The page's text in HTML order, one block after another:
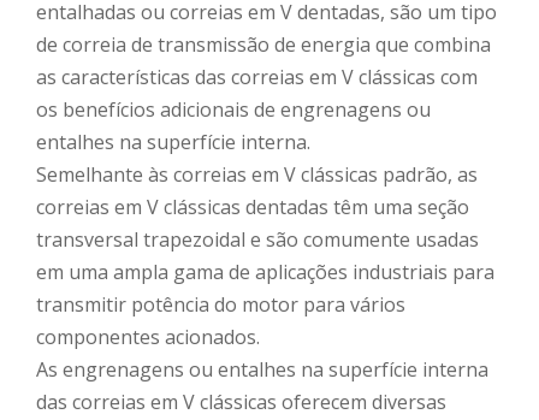
entalhadas ou correias em V dentadas, são um tipo
de correia de transmissão de energia que combina
as características das correias em V clássicas com
os benefícios adicionais de engrenagens ou
entalhes na superfície interna.
Semelhante às correias em V clássicas padrão, as
correias em V clássicas dentadas têm uma seção
transversal trapezoidal e são comumente usadas
em uma ampla gama de aplicações industriais para
transmitir potência do motor para vários
componentes acionados.
As engrenagens ou entalhes na superfície interna
das correias em V clássicas oferecem diversas